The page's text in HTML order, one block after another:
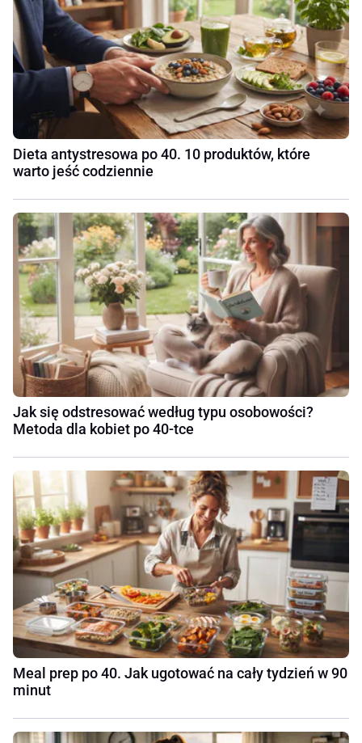
Dieta antystresowa po 40. 10 produktów, które
warto jeść codziennie
Jak się odstresować według typu osobowości?
Metoda dla kobiet po 40-tce
Meal prep po 40. Jak ugotować na cały tydzień w 90
minut